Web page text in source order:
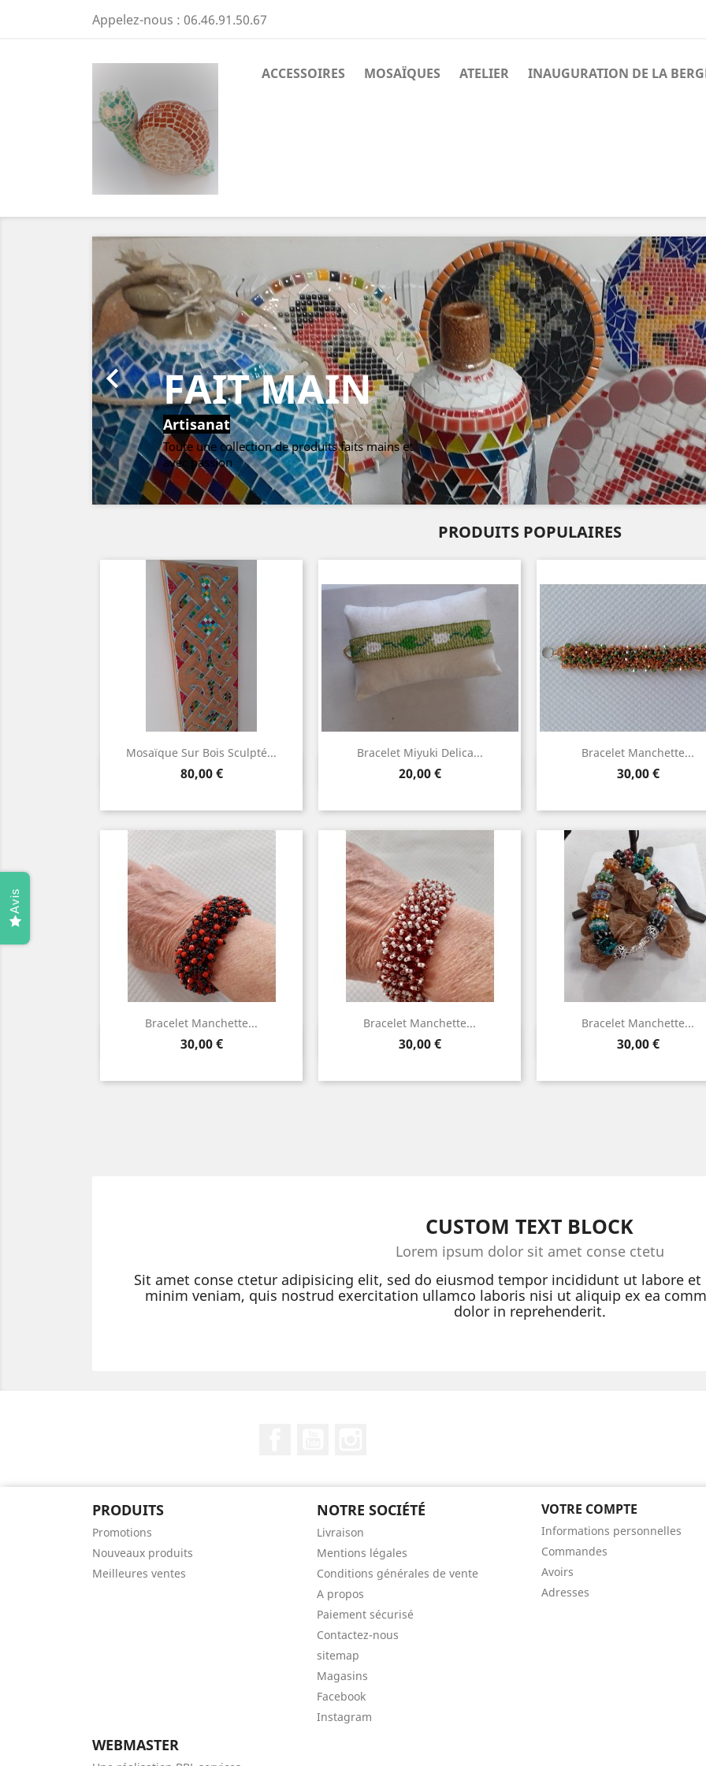
Appelez-nous : 06.46.91.50.67
ACCESSOIRES MOSAÏQUES ATELIER INAUGURATION DE LA
FAIT MAIN
Artisanat
Toute une collection de produits faits mains et
avec passion

Précédent
PRODUITS POPULAIRES
Mosaïque Sur Bois Sculpté...
Prix
80,00 €
Aperçu rapide
Bracelet Miyuki Delica...
Prix
20,00 €
Aperçu rapide
Bracelet Manchette...
Prix
30,00 €
Aperçu rapide
Bracelet Manchette...
Prix
30,00 €
Aperçu rapide
Bracelet Manchette...
Prix
30,00 €
Aperçu rapide
Bracelet Manchette...
Prix
30,00 €
Aperçu rapide
CUSTOM TEXT BLOCK
Lorem ipsum dolor sit amet conse ctetu
Sit amet conse ctetur adipisicing elit, sed do eiusmod tempor incididunt ut labore
minim veniam, quis nostrud exercitation ullamco laboris nisi ut aliquip ex ea
dolor in reprehenderit.
PRODUITS
Promotions
Nouveaux produits
Meilleures ventes
NOTRE SOCIÉTÉ
Livraison
Mentions légales
Conditions générales de vente
A propos
Paiement sécurisé
Contactez-nous
sitemap
Magasins
Facebook
Instagram
WEBMASTER
VOTRE COMPTE
Informations personnelles
Commandes
Avoirs
Adresses
Avis